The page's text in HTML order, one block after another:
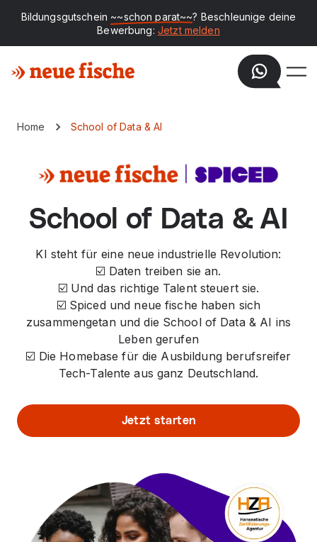
Bildungsgutschein ~~schon parat~~? Beschleunige deine
Bewerbung: Jetzt melden
Home School of Data & AI
School of Data & AI
KI steht für eine neue industrielle Revolution:
☑️ Daten treiben sie an.
☑️ Und das richtige Talent steuert sie.
☑️ Spiced und neue fische haben sich
zusammengetan und die School of Data & AI ins
Leben gerufen
☑️ Die Homebase für die Ausbildung berufsreifer
Tech-Talente aus ganz Deutschland.
Jetzt starten